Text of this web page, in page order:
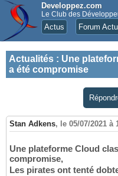
Developpez.com
Le Club des
Actus Forum
Actualités : Une
a été compromise
Stan Adkens, le 05/07/2021 à
Une plateforme Cloud
compromise,
Les pirates ont tenté